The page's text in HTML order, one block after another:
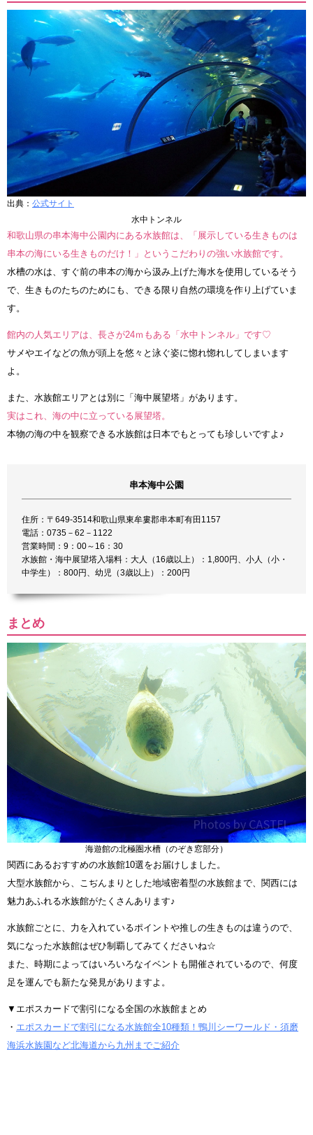
出典： 公式サイト
水中トンネル
和歌山県の串本海中公園内にある水族館は、「展示している生きものは
串本の海にいる生きものだけ！」というこだわりの強い水族館です。
水槽の水は、すぐ前の串本の海から汲み上げた海水を使用しているそう
で、生きものたちのためにも、できる限り自然の環境を作り上げていま
す。
館内の人気エリアは、長さが24ｍもある「水中トンネル」です♡
サメやエイなどの魚が頭上を悠々と泳ぐ姿に惚れ惚れしてしまいます
よ。
また、水族館エリアとは別に「海中展望塔」があります。
実はこれ、海の中に立っている展望塔。
本物の海の中を観察できる水族館は日本でもとっても珍しいですよ♪
串本海中公園
住所：〒649-3514和歌山県東牟婁郡串本町有田1157
電話：0735－62－1122
営業時間：9：00～16：30
水族館・海中展望塔入場料：大人（16歳以上）：1,800円、小人（小・
中学生）：800円、幼児（3歳以上）：200円
まとめ
海遊館の北極圏水槽（のぞき窓部分）
関西にあるおすすめの水族館10選をお届けしました。
大型水族館から、こぢんまりとした地域密着型の水族館まで、関西には
魅力あふれる水族館がたくさんあります♪
水族館ごとに、力を入れているポイントや推しの生きものは違うので、
気になった水族館はぜひ制覇してみてくださいね☆
また、時期によってはいろいろなイベントも開催されているので、何度
足を運んでも新たな発見がありますよ。
▼エポスカードで割引になる全国の水族館まとめ
・ エポスカードで割引になる水族館全10種類！鴨川シーワールド・須磨
海浜水族園など北海道から九州までご紹介